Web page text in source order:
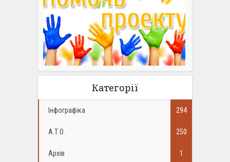
Категорії
Інфографіка 294
А.Т.О. 250
Архів 1